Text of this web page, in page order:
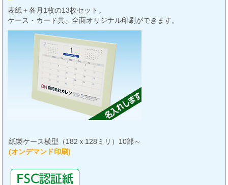
表紙＋各月1枚の13枚セット。
ケース・カード共、全面オリジナル印刷ができます。
紙製ケース横型（182ｘ128ミリ）10部～
(オンデマンド印刷)